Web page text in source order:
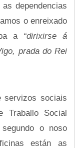
dependencias
o enreixado
a “dirixirse á
prada do Rei
servizos sociais
Traballo Social
o noso
están as